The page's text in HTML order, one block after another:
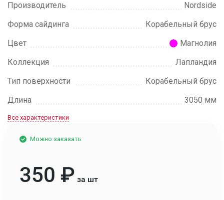
Производитель
Nordside
Форма сайдинга
Корабельный брус
Цвет
Магнолия
Коллекция
Лапландия
Тип поверхности
Корабельный брус
Длина
3050 мм
Все характеристики
Можно заказать
350 ₽ за шт